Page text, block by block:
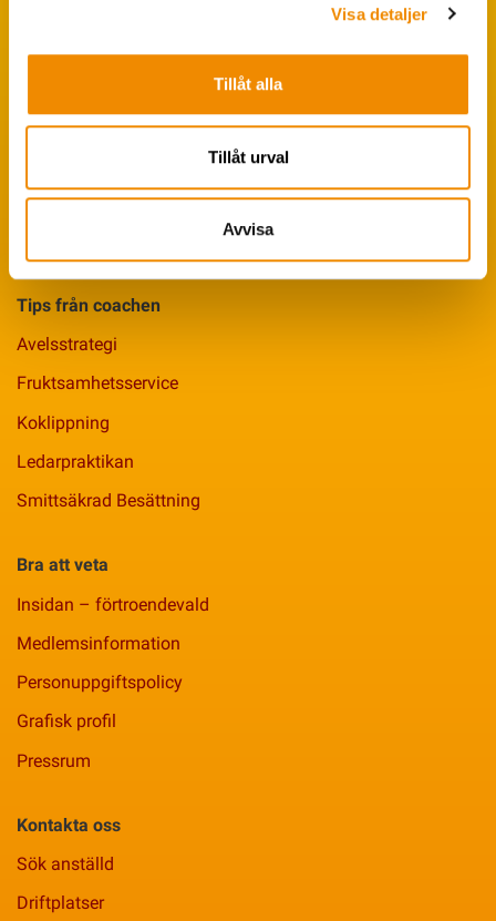
Visa detaljer
Tillåt alla
Tillåt urval
Avvisa
Avbytarservice
Kokontrollen
Tips från coachen
Avelsstrategi
Fruktsamhetsservice
Koklippning
Ledarpraktikan
Smittsäkrad Besättning
Bra att veta
Insidan – förtroendevald
Medlemsinformation
Personuppgiftspolicy
Grafisk profil
Pressrum
Kontakta oss
Sök anställd
Driftplatser